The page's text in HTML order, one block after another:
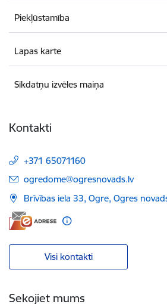
Piekļūstamība
Lapas karte
Sīkdatņu izvēles maiņa
Kontakti
+371 65071160
E-pasts:
ogredome@ogresnovads.lv
Brīvības iela 33, Ogre, Ogres
Visi kontakti
Sekojiet mums